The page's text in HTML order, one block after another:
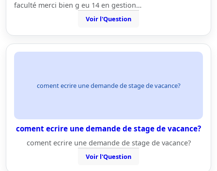
faculté merci bien g eu 14 en gestion…
Voir l'Question
coment ecrire une demande de stage de vacance?
coment ecrire une demande de stage de vacance?
coment ecrire une demande de stage de vacance?
Voir l'Question